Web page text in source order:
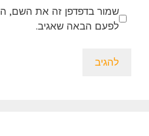
שמור בדפדפן זה את השם,
לפעם הבאה שאגיב.